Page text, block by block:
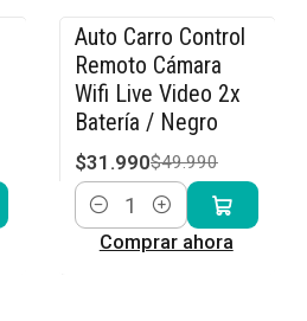
-36% OFF
Auto Carro Control
Remoto Cámara
Wifi Live Video 2x
Batería / Negro
$31.990$49.990
Cantidad
Comprar ahora